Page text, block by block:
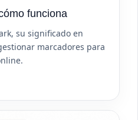
funciona
su significado en
marcadores para